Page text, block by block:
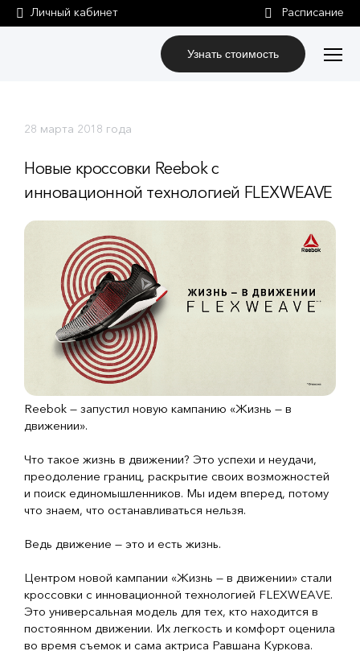
Личный кабинет
Узнать стоимость
28 марта 2018 года
Новые кроссовки Reebok с
инновационной технологией FLEXWEAVE
Reebok — запустил новую кампанию «Жизнь — в
движении».
Что такое жизнь в движении? Это успехи и неудачи,
преодоление границ, раскрытие своих возможностей
и поиск единомышленников. Мы идем вперед, потому
что знаем, что останавливаться нельзя.
Ведь движение — это и есть жизнь.
Центром новой кампании «Жизнь — в движении» стали
кроссовки с инновационной технологией FLEXWEAVE.
Это универсальная модель для тех, кто находится в
постоянном движении. Их легкость и комфорт оценила
во время съемок и сама актриса Равшана Куркова.